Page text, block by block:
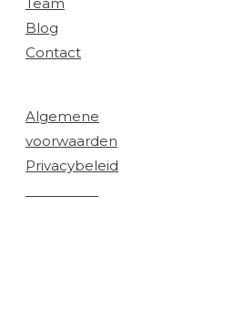
Blog
Contact
Algemene
voorwaarden
Privacybeleid